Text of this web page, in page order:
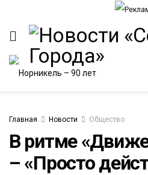
Главная Новости Общество
В ритме
– «Просто